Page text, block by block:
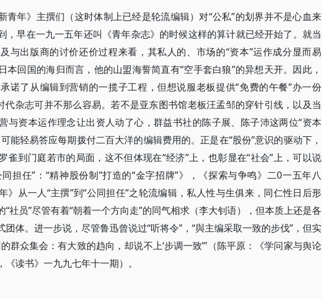
青年》主撰们（这时体制上已经是轮流编辑）对“公私”的划界并不是心血来
，早在一九一五年还叫《青年杂志》的时候这样的算计就已经开始了。就当
与出版商的讨价还价过程来看，其私人的、市场的“资本”运作成分显而易
本回国的海归而言，他的山盟海誓简直有“空手套白狼”的异想天开。因此，
诺了从编辑到营销的一揽子工程，但想说服老板提供“免费的午餐”办一份
代杂志可并不那么容易。若不是亚东图书馆老板汪孟邹的穿针引线，以及当
与资本运作理念让出资人动了心，群益书社的陈子展、陈子沛这两位“资本
能轻易答应每期拨付二百大洋的编辑费用的。正是在“股份”意识的驱动下，
雀到门庭若市的局面，这不但体现在“经济”上，也彰显在“社会”上，可以说
担任”：“精神股份制”打造的“金字招牌”》，《探索与争鸣》二0一五年八
》从一人“主撰”到“公同担任”之轮流编辑，私人性与生俱来，同仁性日后形
社员”尽管有着“朝着一个方向走”的同气相求（李大钊语），但本质上还是各
团体。进一步说，尽管鲁迅曾说过“听将令”，“與主编采取一致的步伐”，但实
群众集会：有大致的趋向，却说不上‘步调一致’”（陈平原：《学问家与舆论
读书》一九九七年十一期）。